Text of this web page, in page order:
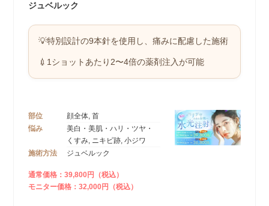
ジュベルック
💡特別設計の9本針を使用し、痛みに配慮した施術
💉1ショットあたり2〜4倍の薬剤注入が可能
部位
顔全体, 首
悩み
美白・美肌・ハリ・ツヤ・
くすみ, ニキビ跡, 小ジワ
施術方法
ジュベルック
通常価格：39,800円（税込）
モニター価格：32,000円（税込）